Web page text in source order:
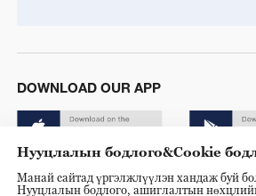
DOWNLOAD OUR APP
Нууцлалын бодлого&Cookie
Манай сайтад үргэлжлүүлэн хандаж буй
Нууцлалын бодлого, ашиглалтын